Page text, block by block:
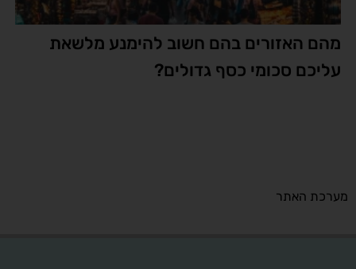
מהם האזורים בהם חשוב להימנע מלשאת
עליכם סכומי כסף גדולים?
מערכת האתר